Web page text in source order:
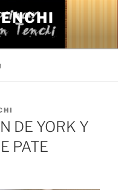
DE YORK Y
PATE